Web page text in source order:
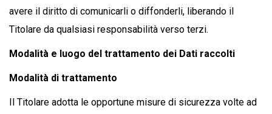
avere il diritto di comunicarli o diffonderli, liberando il
Titolare da qualsiasi responsabilità verso terzi.
Modalità e luogo del trattamento dei Dati raccolti
Modalità di trattamento
Il Titolare adotta le opportune misure di sicurezza volte ad